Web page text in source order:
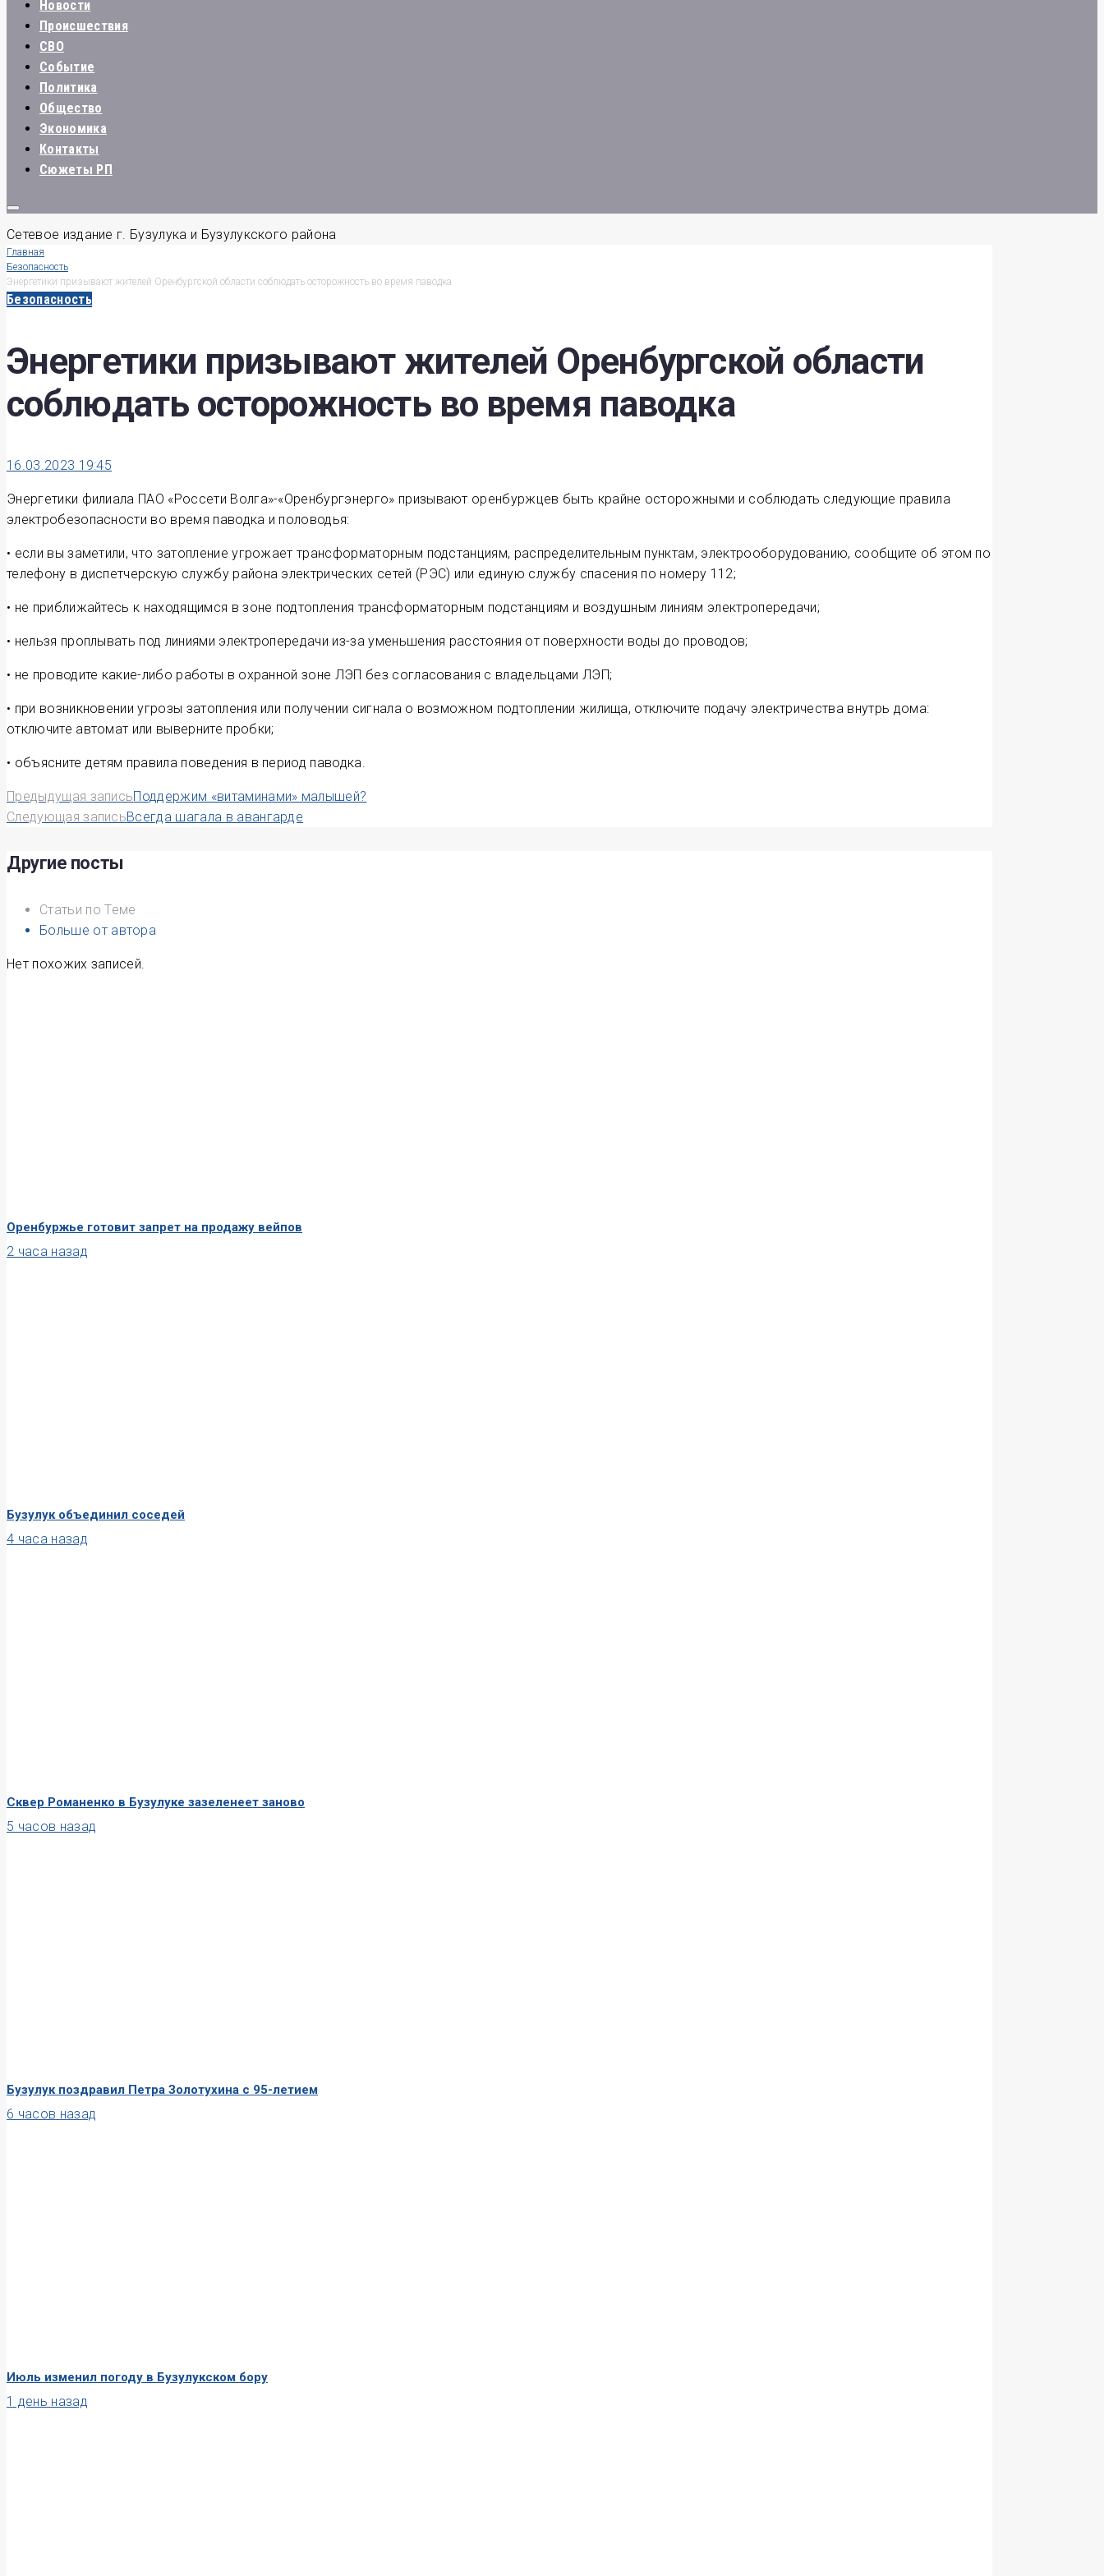
Новости
Происшествия
СВО
Событие
Политика
Общество
Экономика
Контакты
Сюжеты РП
Сетевое издание г. Бузулука и Бузулукского района
Главная
Безопасность
Энергетики призывают жителей Оренбургской области соблюдать осторожность во время паводка
Безопасность
Энергетики призывают жителей Оренбургской области
соблюдать осторожность во время паводка
16.03.2023 19:45
Энергетики филиала ПАО «Россети Волга»-«Оренбургэнерго» призывают оренбуржцев быть крайне осторожными и соблюдать следующие правила
электробезопасности во время паводка и половодья:
• если вы заметили, что затопление угрожает трансформаторным подстанциям, распределительным пунктам, электрооборудованию, сообщите об этом по
телефону в диспетчерскую службу района электрических сетей (РЭС) или единую службу спасения по номеру 112;
• не приближайтесь к находящимся в зоне подтопления трансформаторным подстанциям и воздушным линиям электропередачи;
• нельзя проплывать под линиями электропередачи из-за уменьшения расстояния от поверхности воды до проводов;
• не проводите какие-либо работы в охранной зоне ЛЭП без согласования с владельцами ЛЭП;
• при возникновении угрозы затопления или получении сигнала о возможном подтоплении жилища, отключите подачу электричества внутрь дома:
отключите автомат или выверните пробки;
• объясните детям правила поведения в период паводка.
Навигация
по
записям
Предыдущая записьПоддержим «витаминами» малышей?
Следующая записьВсегда шагала в авангарде
Другие посты
Статьи по Теме
Больше от автора
Нет похожих записей.
Оренбуржье готовит запрет на продажу вейпов
2 часа назад
Бузулук объединил соседей
4 часа назад
Сквер Романенко в Бузулуке зазеленеет заново
5 часов назад
Бузулук поздравил Петра Золотухина с 95-летием
6 часов назад
Июль изменил погоду в Бузулукском бору
1 день назад